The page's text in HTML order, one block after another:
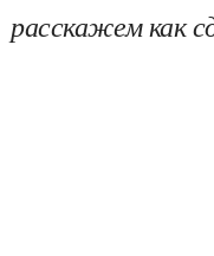
расскажем как